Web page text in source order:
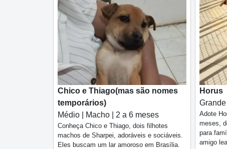
Chico e Thiago(mas são nomes
temporários)
Médio | Macho | 2 a 6 meses
Conheça Chico e Thiago, dois filhotes
machos de Sharpei, adoráveis e sociáveis.
Eles buscam um lar amoroso em Brasília.
Horus
Adote
meses,
para
amigo